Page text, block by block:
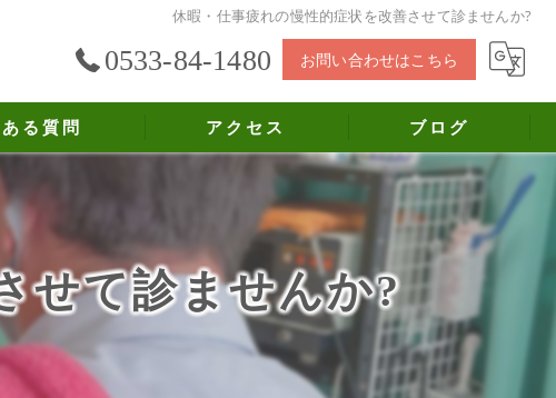
休暇・仕事疲れの慢性的症状を改善させて診ませんか?
0533-84-1480 お問い合わせはこちら
る質問 アクセス ブログ
せて診ませんか?